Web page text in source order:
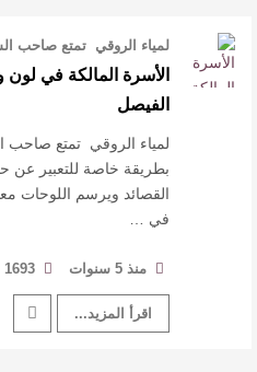
لمياء الروقي تمتع صاحب
بطريقة خاصة للتعبير عن ح
الأسرة المالكة في
الفيصل
لمياء الروقي تمتع صاحب
بطريقة خاصة للتعبير عن
القصائد ويرسم اللوحات
في …
منذ 5 سنوات 1693
اقرأ المزيد...